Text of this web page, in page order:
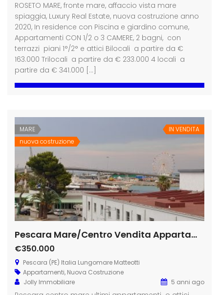
ROSETO MARE, fronte mare, affaccio vista mare
spiaggia, Luxury Real Estate, nuova costruzione anno
2020, In residence con Piscina e giardino comune,
Appartamenti CON 1/2 o 3 CAMERE, 2 bagni, con
terrazzi piani 1°/2° e attici Bilocali a partire da €
163.000 Trilocali a partire da € 233.000 4 locali a
partire da € 341.000 […]
MARE
nuova costruzione
IN VENDITA
Pescara Mare/Centro Vendita Appartamento – 3 Locali nuovo
€350.000
Pescara (PE) Italia Lungomare Matteotti
Appartamenti, Nuova Costruzione
Jolly Immobiliare
5 anni ago